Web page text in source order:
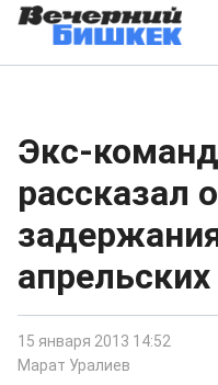
Экс-
рассказал
15 января 2013 14:52
Марат Уралиев